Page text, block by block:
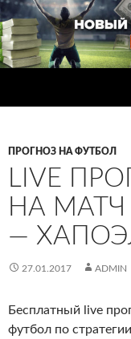
Перейти
к
содержимому
ПРОГНОЗ НА ФУТБОЛ
LIVE
НА
—
27.01.2017 ADMIN
Бесплатный live
футбол по